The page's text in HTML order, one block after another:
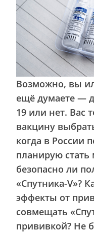
Возможно, вы
ещё думаете —
19 или нет. Вас
вакцину
когда в России
планирую
безопасно ли
«Спутника-V»?
эффекты от
совмещать
прививкой? Не